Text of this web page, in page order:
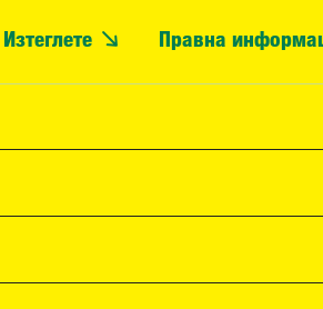
Изтеглете Правна